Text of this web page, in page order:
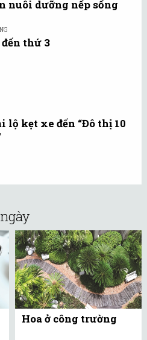
nuôi dưỡng nếp sống
thứ 3
lộ kẹt xe đến “Đô thị 10
Hoa ở công trường